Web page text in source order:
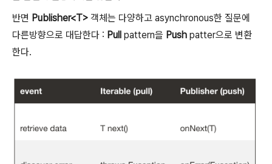
반면 Publisher<T> 객체는 다양하고 asynchronous한 질문에
다른방향으로 대답한다 : Pull pattern을 Push patter으로 변환
한다.